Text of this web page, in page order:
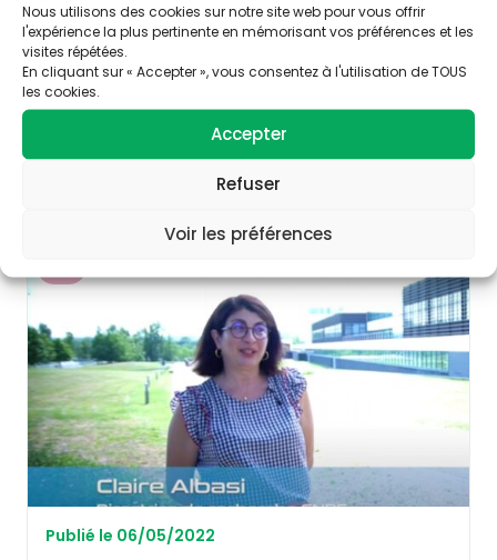
Nous utilisons des cookies sur notre site web pour vous offrir
l'expérience la plus pertinente en mémorisant vos préférences et les
visites répétées.
En cliquant sur « Accepter », vous consentez à l'utilisation de TOUS
les cookies.
Accepter
Refuser
Voir les préférences
Publié le 03/06/2022
Ressource en eau et changement climatique
: une conférence pour comprendre les
enjeux
Publié le 06/05/2022